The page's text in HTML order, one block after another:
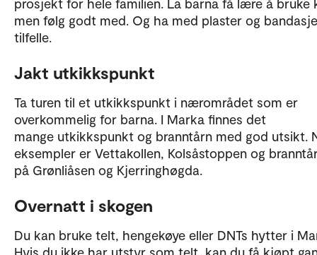
men følg godt med. Og ha med plaster og
tilfelle.
Jakt utkikkspunkt
Ta turen til et utkikkspunkt i nærområdet som er
overkommelig for barna. I Marka finnes det
mange utkikkspunkt og branntårn med god utsikt.
eksempler er Vettakollen, Kolsåstoppen og
på Grønliåsen og Kjerringhøgda.
Overnatt i skogen
Du kan bruke telt, hengekøye eller DNTs hytter i
Hvis du ikke har utstyr som telt, kan du få kjøpt